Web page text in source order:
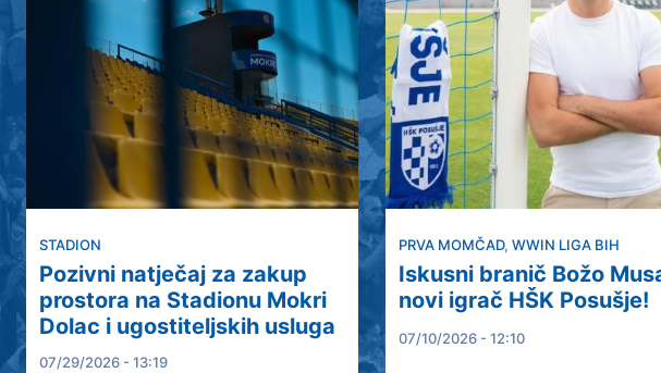
STADION
Pozivni natječaj za zakup
prostora na Stadionu Mokri
Dolac i ugostiteljskih usluga
07/29/2026 - 13:19
PRVA MOMČAD,WWIN LIGA BIH
Iskusni branič Božo
novi igrač HŠK Posušje!
07/10/2026 - 12:10